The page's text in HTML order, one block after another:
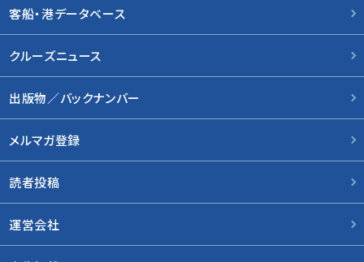
客船・港データベース
クルーズニュース
出版物／バックナンバー
メルマガ登録
読者投稿
運営会社